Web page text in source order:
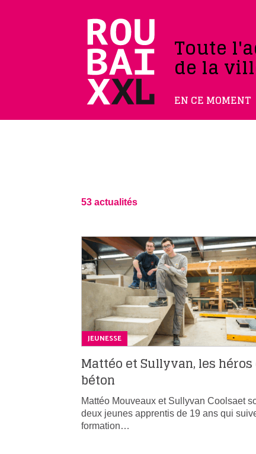
Toute
de la
EN CE MOMENT
53 actualités
JEUNESSE
Mattéo et Sullyvan, les
béton
Mattéo Mouveaux et Sullyvan Coolsaet
deux jeunes apprentis de 19 ans qui
formation…